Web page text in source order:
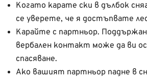
Когато карате ски в дълбок
се уверете, че я достъпвате
Карайте с партньор.
вербален контакт може да ви
спасяване.
Ако вашият партньор падне в